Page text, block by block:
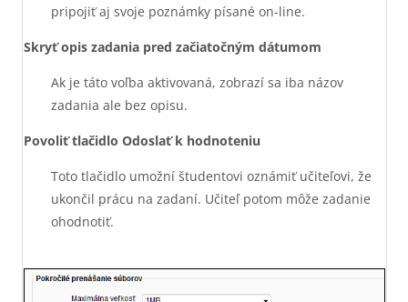
pripojiť aj svoje poznámky písané on-line.
Skryť opis zadania pred začiatočným dátumom
Ak je táto voľba aktivovaná, zobrazí sa iba názov
zadania ale bez opisu.
Povoliť tlačidlo Odoslať k hodnoteniu
Toto tlačidlo umožní študentovi oznámiť učiteľovi, že
ukončil prácu na zadaní. Učiteľ potom môže zadanie
ohodnotiť.